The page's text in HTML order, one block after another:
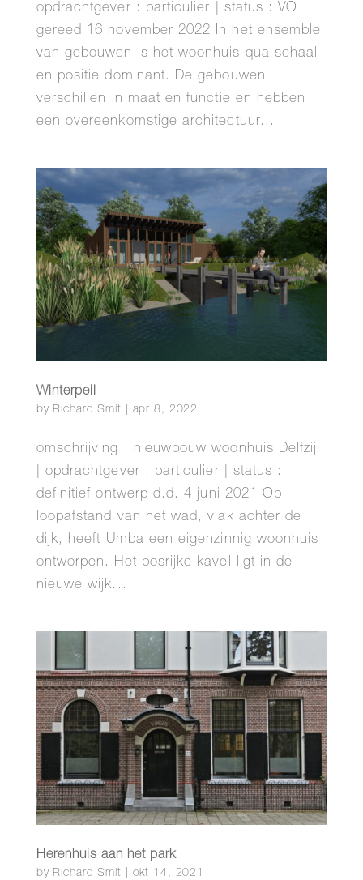
opdrachtgever : particulier | status : VO
gereed 16 november 2022 In het ensemble
van gebouwen is het woonhuis qua schaal
en positie dominant. De gebouwen
verschillen in maat en functie en hebben
een overeenkomstige architectuur...
Winterpeil
by Richard Smit apr 8, 2022
omschrijving : nieuwbouw woonhuis Delfzijl
| opdrachtgever : particulier | status :
definitief ontwerp d.d. 4 juni 2021 Op
loopafstand van het wad, vlak achter de
dijk, heeft Umba een eigenzinnig woonhuis
ontworpen. Het bosrijke kavel ligt in de
nieuwe wijk...
Herenhuis aan het park
by Richard Smit okt 14, 2021